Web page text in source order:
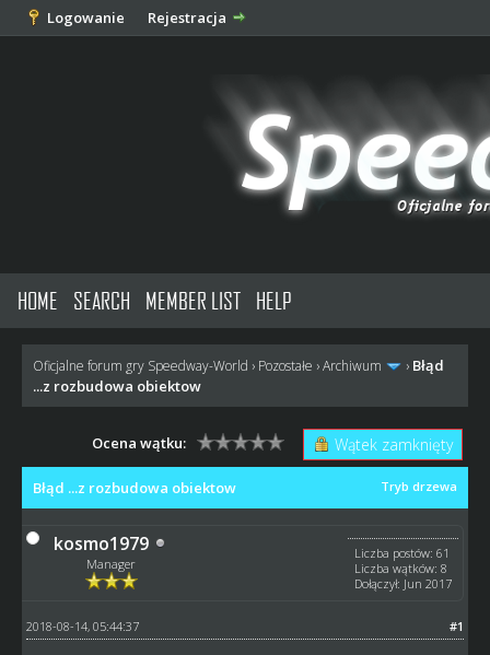
Logowanie Rejestracja
HOME SEARCH MEMBER LIST HELP
Oficjalne forum gry Speedway-World › Pozostałe ›Archiwum › Błąd
...z rozbudowa obiektow
Wątek zamknięty
Ocena wątku:
Tryb drzewa
Błąd ...z rozbudowa obiektow
kosmo1979
Manager
Liczba postów: 61
Liczba wątków: 8
Dołączył: Jun 2017
#1
2018-08-14, 05:44:37